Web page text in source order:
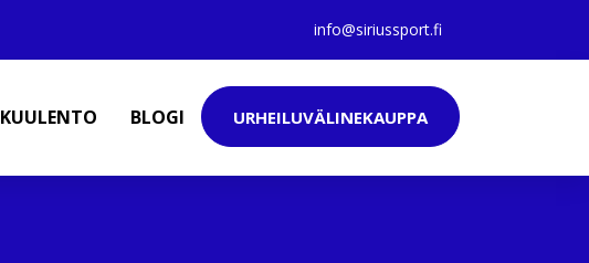
info@siriussport.fi
KUULENTO BLOGI URHEILUVÄLINEKAUPPA